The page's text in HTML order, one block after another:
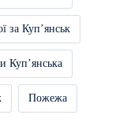
за Купʼянськ
Купʼянська
Пожежа